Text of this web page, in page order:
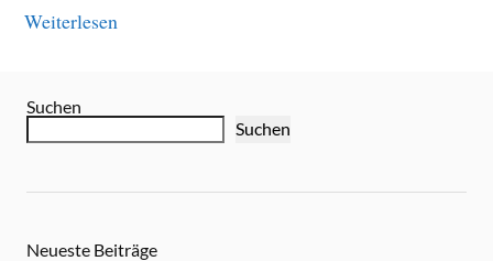
Weiterlesen
Suchen
Suchen
Neueste Beiträge